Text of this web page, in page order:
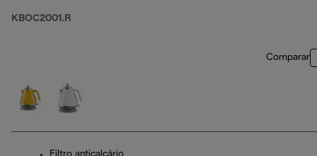
KBOC2001.R
Comparar